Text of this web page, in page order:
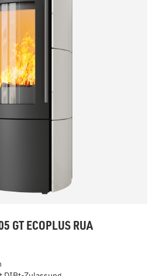
GT ECOPLUS RUA